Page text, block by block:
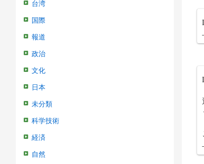
台湾
国際
報道
政治
文化
日本
未分類
科学技術
経済
自然